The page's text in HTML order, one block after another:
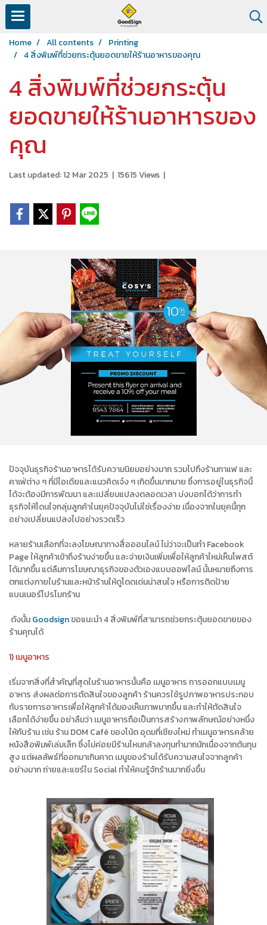
Home All contents
Printing
4 สิ่งพิมพ์ที่ช่วยกระตุ้นยอดขายให้ร้านอาหารของคุณ
4 สิ่งพิมพ์ที่ช่วยกระตุ้น
ยอดขายให้ร้านอาหารของ
คุณ
Last updated: 12 Mar 2025 | 15615 Views |
ปัจจุบันธุรกิจร้านอาหารได้รับความนิยมอย่างมาก รวมไปถึงร้านกาแฟ และ
คาเฟ่ต่าง ๆ ที่มีไอเดียและแนวคิดเจ๋ง ๆ เกิดขึ้นมากมาย ซึ่งการอยู่ในธุรกิจนี้
ได้จะต้องมีการพัฒนา และเปลี่ยนแปลงตลอดเวลา บ่งบอกได้ว่าการทำ
ธุรกิจให้โดนใจกลุ่มลูกค้าในยุคปัจจุบันไม่ใช่เรื่องง่าย เนื่องจากในยุคนี้ทุก
อย่างเปลี่ยนแปลงไปอย่างรวดเร็ว
หลายร้านเลือกที่จะลงโฆษณาทางสื่อออนไลน์ ไม่ว่าจะเป็นทำ Facebook
Page ให้ลูกค้าเข้าถึงร้านง่ายขึ้น และจ่ายเงินเพิ่มเพื่อให้ลูกค้าใหม่เห็นโพสต์
ได้มากขึ้น แต่ลืมการโฆษณาธุรกิจของตัวเองแบบออฟไลน์ นั้นหมายถึงการ
ตกแต่งภายในร้านและหน้าร้านให้ดูโดดเด่นน่าสนใจ หรือการติดป้าย
แบนเนอร์โปรโมทร้าน
ดังนั้นGoodsignขอแนะนำ 4 สิ่งพิมพ์ที่สามารถช่วยกระตุ้นยอดขายของ
ร้านคุณได้
1) เมนูอาหาร
เริ่มจากสิ่งที่สำคัญที่สุดในร้านอาหารนั้นคือ เมนูอาหาร การออกแบบเมนู
อาหาร ส่งผลต่อการตัดสินใจของลูกค้า ร้านควรใช้รูปภาพอาหารประกอบ
กับรายการอาหารเพื่อให้ลูกค้าได้มองเห็นภาพมากขึ้น และทำให้ตัดสินใจ
เลือกได้ง่ายขึ้น อย่าลืมว่า เมนูอาหารถือเป็นการสร้างภาพลักษณ์อย่างหนึ่ง
ให้กับร้าน เช่น ร้าน DOM Café ของโน้ต อุดมที่เชียงใหม่ ทำเมนูอาหารคล้าย
หนังสือพิมพ์เล่มเล็ก ซึ่งไม่ค่อยมีร้านไหนกล้าลงทุนทำมากนักเนื่องจากต้นทุน
สูง แต่ผลลัพธ์ที่ออกมาเกินคาด เมนูของร้านได้รับความสนใจจากลูกค้า
อย่างมาก ถ่ายและแชร์ใน Social ทำให้คนรู้จักร้านมากยิ่งขึ้น